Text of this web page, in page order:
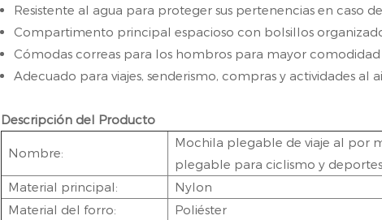
Resistente al agua para proteger sus pertenencias en caso
Compartimento principal espacioso con bolsillos
Cómodas correas para los hombros para mayor
Adecuado para viajes, senderismo, compras y actividades al
Descripción del Producto
Nombre:
Mochila plegable de viaje al por
plegable para ciclismo y
Material principal:
Nylon
Material del forro:
Poliéster